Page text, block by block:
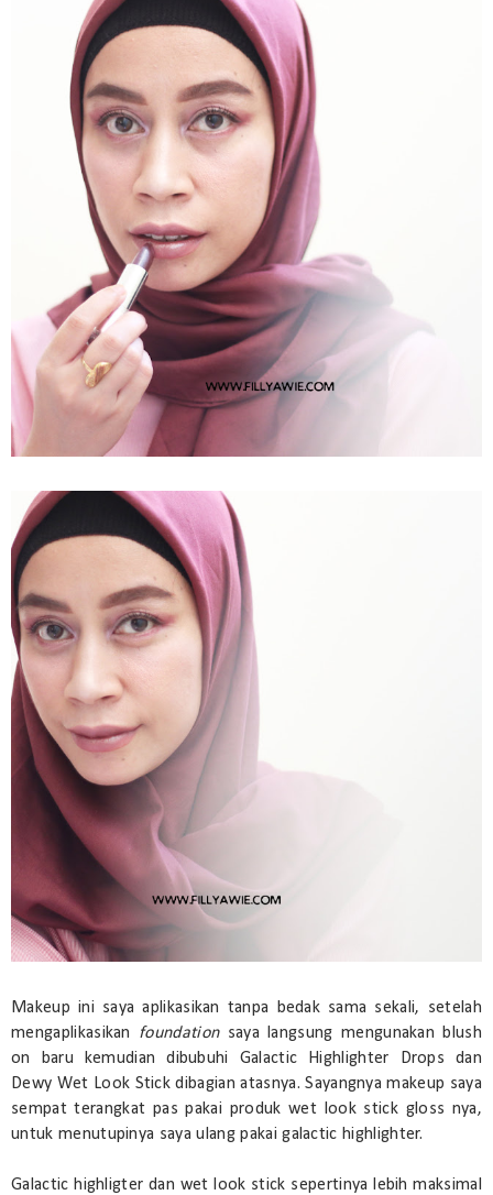
Makeup ini saya aplikasikan tanpa bedak sama sekali, setelah
mengaplikasikan foundation saya langsung mengunakan blush
on baru kemudian dibubuhi Galactic Highlighter Drops dan
Dewy Wet Look Stick dibagian atasnya. Sayangnya makeup saya
sempat terangkat pas pakai produk wet look stick gloss nya,
untuk menutupinya saya ulang pakai galactic highlighter.
Galactic highligter dan wet look stick sepertinya lebih maksimal